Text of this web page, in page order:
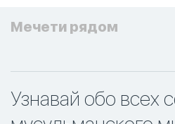
Мечети рядом
Узнавай обо всех